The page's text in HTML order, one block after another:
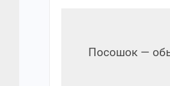
Посошок —